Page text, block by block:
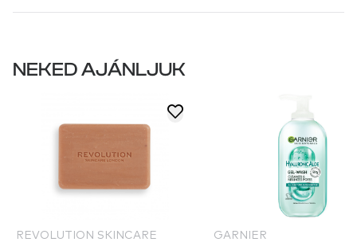
NEKED AJÁNLJUK
REVOLUTION SKINCARE GARNIER